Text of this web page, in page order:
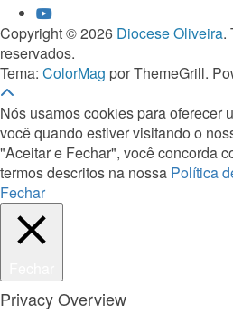
Copyright © 2026 Diocese Oliveira.
reservados.
Tema: ColorMag por ThemeGrill.
Nós usamos cookies para oferecer
você quando estiver visitando o
"Aceitar e Fechar", você concorda
termos descritos na nossa Política
Fechar
Privacy Overview